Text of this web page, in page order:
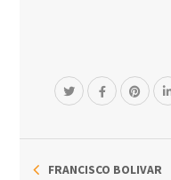
FRANCISCO BOLIVAR